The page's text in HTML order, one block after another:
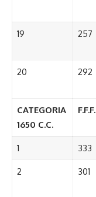
19 257
20 292
CATEGORIA
1650 C.C.
F.F.F.
1 333
2 301